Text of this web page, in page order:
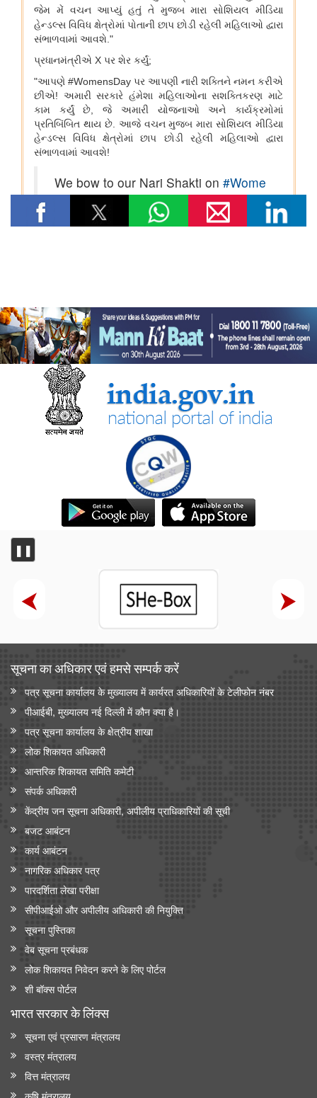
❚❚
सूचना का अधिकार एवं हमसे सम्‍पर्क करें
पत्र सूचना कार्यालय के मुख्यालय में कार्यरत अधिकारियों के टेलीफोन नंबर
पीआईबी, मुख्यालय नई दिल्ली में कौन क्या है।
पत्र सूचना कार्यालय के क्षेत्रीय शाखा
लोक शिकायत अधिकारी
आन्‍तरिक शिकायत समिति कमेटी
संपर्क अधिकारी
केंद्रीय जन सूचना अधिकारी, अपीलीय प्राधिकारियों की सूची
बजट आबंटन
कार्य आबंटन
नागरिक अधिकार पत्र
पारदर्शिता लेखा परीक्षा
सीपीआईओ और अपी‍लीय अधिकारी की नियुक्ति
सूचना पुस्तिका
वेब सूचना प्रबंधक
लोक शिकायत निवेदन करने के लिए पोर्टल
शी बॉक्स पोर्टल
भारत सरकार के लिंक्‍स
सूचना एवं प्रसारण मंत्रालय
वस्त्र मंत्रालय
वित्त मंत्रालय